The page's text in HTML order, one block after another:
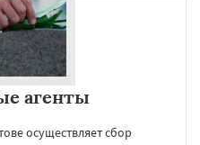
агенты
осуществляет сбор